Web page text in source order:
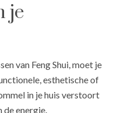
je
van Feng Shui, moet je
esthetische of
in je huis verstoort
energie.